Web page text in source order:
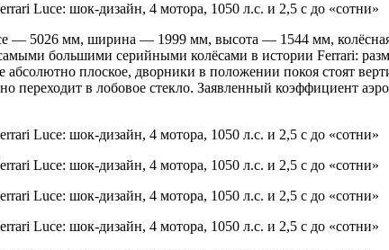
— 5026 мм, ширина — 1999 мм, высота — 1544 мм,
большими серийными колёсами в истории Ferrari:
плоское, дворники в положении покоя стоят
переходит в лобовое стекло. Заявленный коэффициент